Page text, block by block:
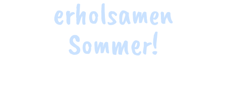
erholsamen
Sommer!